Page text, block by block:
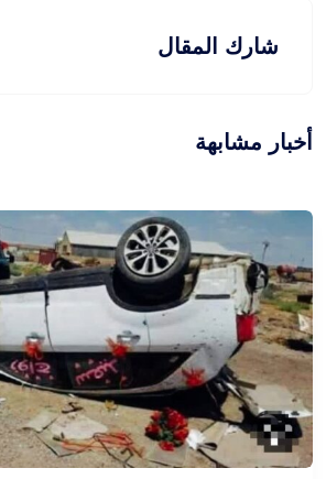
شارك المقال
أخبار مشابهة